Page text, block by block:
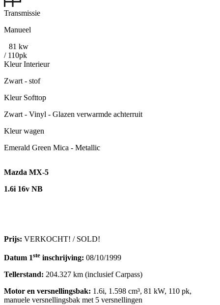
Transmissie
Manueel
81 kw
/ 110pk
Kleur Interieur
Zwart - stof
Kleur Softtop
Zwart - Vinyl - Glazen verwarmde achterruit
Kleur wagen
Emerald Green Mica - Metallic
Mazda MX-5
1.6i 16v NB
Prijs: VERKOCHT! / SOLD!
Datum 1ste inschrijving: 08/10/1999
Tellerstand: 204.327 km (inclusief Carpass)
Motor en versnellingsbak: 1.6i, 1.598 cm³, 81 kW, 110 pk,
manuele versnellingsbak met 5 versnellingen